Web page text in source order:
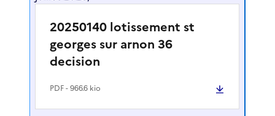
20250140 lotissement st
georges sur arnon 36
decision
PDF- 966.6 kio